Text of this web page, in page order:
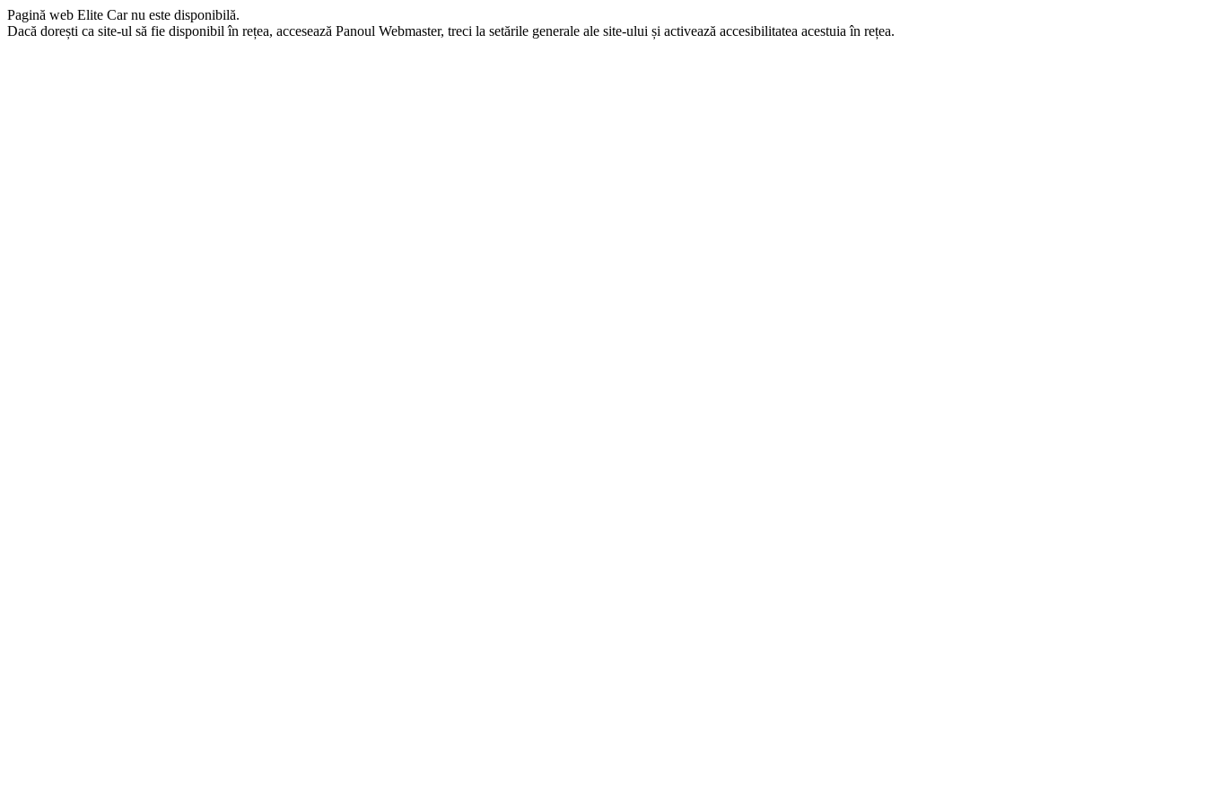
Pagină web Elite Car nu este disponibilă.
Dacă dorești ca site-ul să fie disponibil în rețea, accesează Panoul Webmaster, treci la setările generale ale site-ului și activează accesibilitatea acestuia în rețea.